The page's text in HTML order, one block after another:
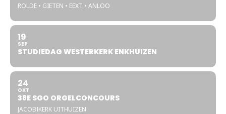
ROLDE • GIETEN • EEXT • ANLOO
19
SEP
STUDIEDAG WESTERKERK ENKHUIZEN
24
OKT
38E SGO ORGELCONCOURS
JACOBIKERK UITHUIZEN